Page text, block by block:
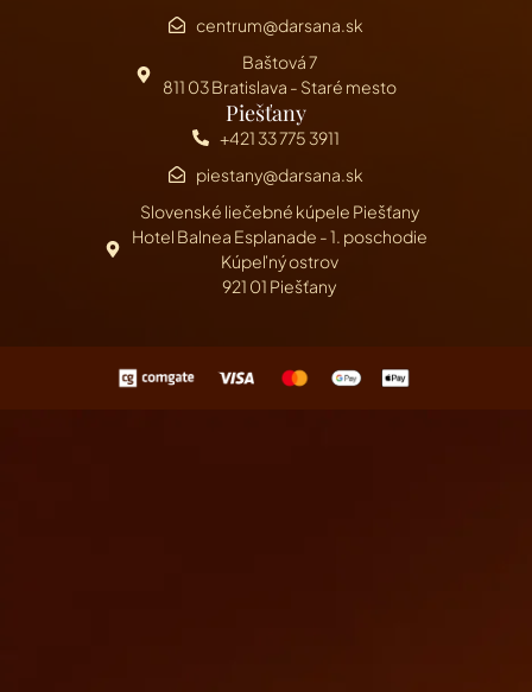
centrum@darsana.sk
Baštová 7
811 03 Bratislava - Staré mesto
Piešťany
+421 33 775 3911
piestany@darsana.sk
Slovenské liečebné kúpele Piešťany
Hotel Balnea Esplanade - 1. poschodie
Kúpeľný ostrov
921 01 Piešťany